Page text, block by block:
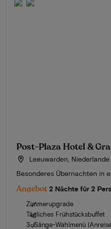
Post-Plaza Hotel &
Leeuwarden, Niederlande
Besonderes Übernachten in
Angebot 2 Nächte für 2
Zimmerupgrade
Tägliches Frühstücksbuffet
3-Gänge-Wahlmenü